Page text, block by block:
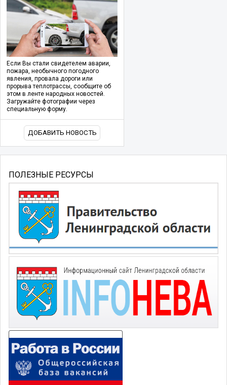
Если Вы стали свидетелем аварии,
пожара, необычного погодного
явления, провала дороги или
прорыва теплотрассы, сообщите об
этом в ленте народных новостей.
Загружайте фотографии через
специальную форму.
ДОБАВИТЬ НОВОСТЬ
ПОЛЕЗНЫЕ РЕСУРСЫ